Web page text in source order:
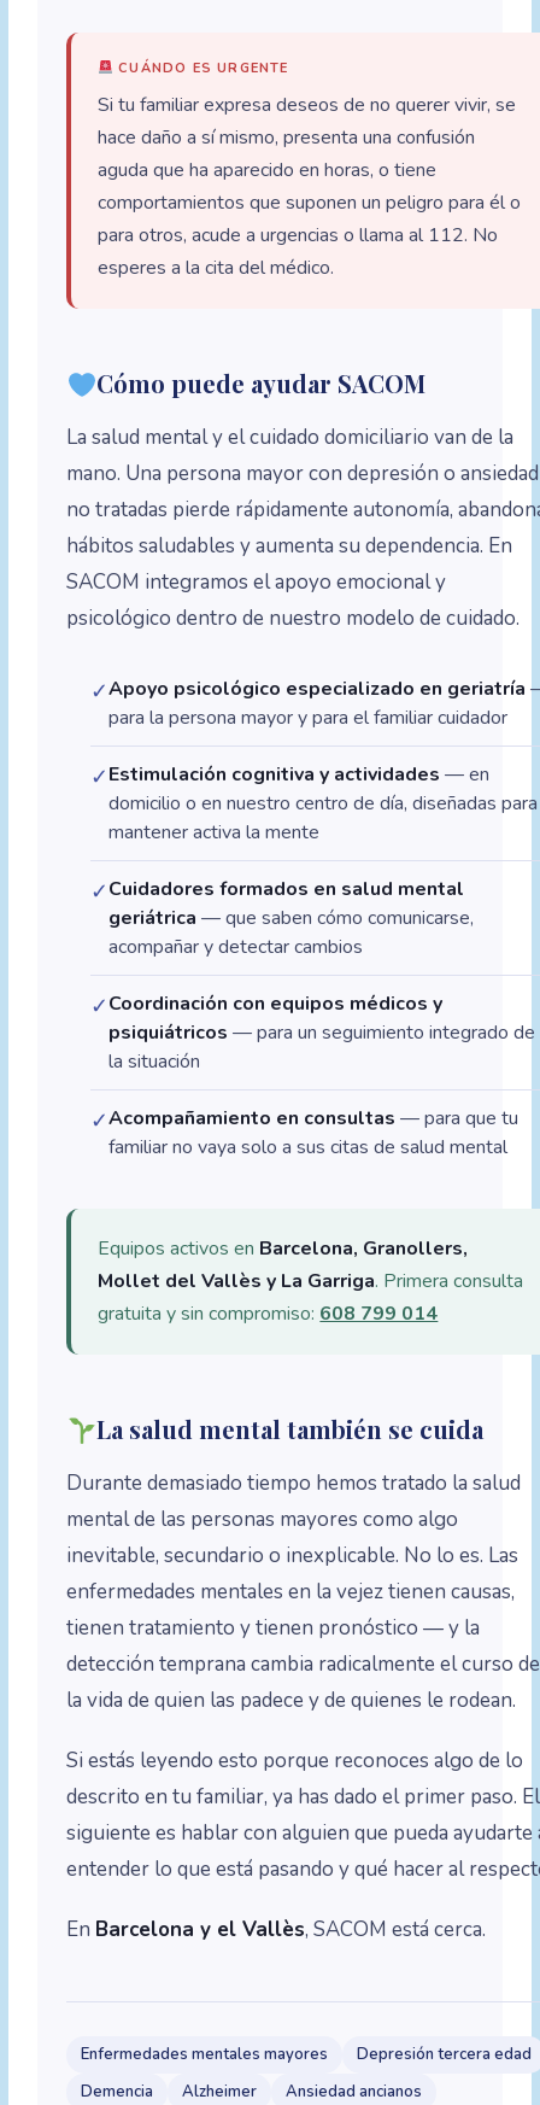
CUÁNDO ES URGENTE
Si tu familiar expresa deseos de no querer vivir, se
hace daño a sí mismo, presenta una confusión
aguda que ha aparecido en horas, o tiene
comportamientos que suponen un peligro para él o
para otros, acude a urgencias o llama al 112. No
esperes a la cita del médico.
Cómo puede ayudar SACOM
La salud mental y el cuidado domiciliario van de la
mano. Una persona mayor con depresión o ansiedad
no tratadas pierde rápidamente autonomía,
hábitos saludables y aumenta su dependencia. En
SACOM integramos el apoyo emocional y
psicológico dentro de nuestro modelo de cuidado.
✓Apoyo psicológico especializado en geriatría
para la persona mayor y para el familiar cuidador
✓Estimulación cognitiva y actividades — en
domicilio o en nuestro centro de día, diseñadas para
mantener activa la mente
✓Cuidadores formados en salud mental
geriátrica — que saben cómo comunicarse,
acompañar y detectar cambios
✓Coordinación con equipos médicos y
psiquiátricos — para un seguimiento integrado de
la situación
✓Acompañamiento en consultas — para que tu
familiar no vaya solo a sus citas de salud mental
Equipos activos en Barcelona, Granollers,
Mollet del Vallès y La Garriga. Primera consulta
gratuita y sin compromiso: 608 799 014
La salud mental también se cuida
Durante demasiado tiempo hemos tratado la salud
mental de las personas mayores como algo
inevitable, secundario o inexplicable. No lo es. Las
enfermedades mentales en la vejez tienen causas,
tienen tratamiento y tienen pronóstico — y la
detección temprana cambia radicalmente el curso de
la vida de quien las padece y de quienes le rodean.
Si estás leyendo esto porque reconoces algo de lo
descrito en tu familiar, ya has dado el primer paso. El
siguiente es hablar con alguien que pueda ayudarte
entender lo que está pasando y qué hacer al
En Barcelona y el Vallès, SACOM está cerca.
Enfermedades mentales mayores
Depresión tercera edad
Demencia
Alzheimer
Ansiedad ancianos